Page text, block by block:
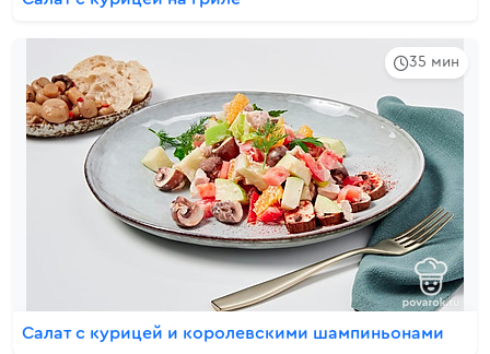
35 мин
Салат с курицей и королевскими шампиньонами